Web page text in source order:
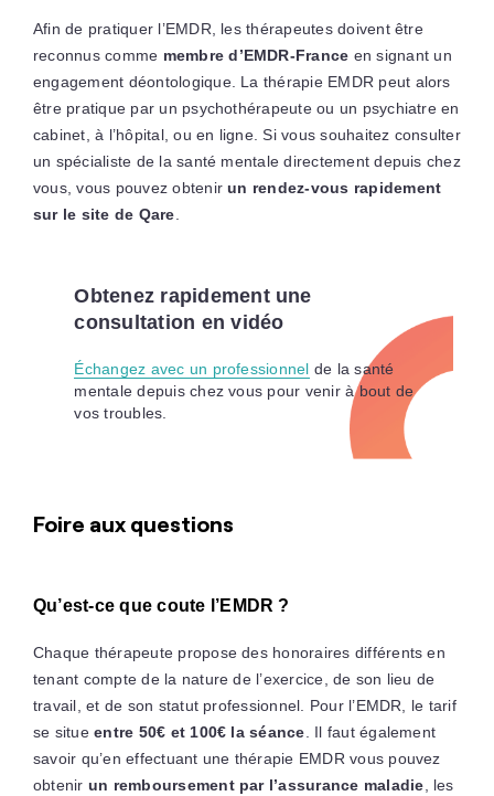
Afin de pratiquer l’EMDR, les thérapeutes doivent être
reconnus comme membre d’EMDR-France en signant un
engagement déontologique. La thérapie EMDR peut alors
être pratique par un psychothérapeute ou un psychiatre en
cabinet, à l’hôpital, ou en ligne. Si vous souhaitez consulter
un spécialiste de la santé mentale directement depuis chez
vous, vous pouvez obtenirun rendez-vous rapidement
sur le site de Qare
Obtenez rapidement une
consultation en vidéo
Échangez avec un professionnel de la santé
mentale depuis chez vous pour venir à bout de
vos troubles.
Foire aux questions
Qu’est-ce que coute l’EMDR ?
Chaque thérapeute propose des honoraires différents en
tenant compte de la nature de l’exercice, de son lieu de
travail, et de son statut professionnel. Pour l’EMDR, le tarif
se situeentre 50€ et 100€ la séance . Il faut également
savoir qu’en effectuant une thérapie EMDR vous pouvez
obtenir un remboursement par l’assurance maladie , les